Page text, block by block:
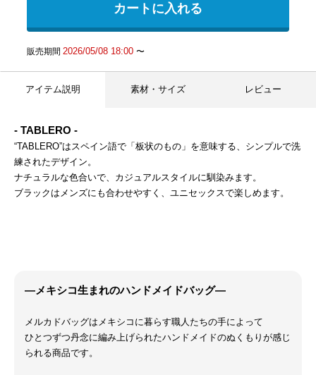
カートに入れる
販売期間 2026/05/08 18:00〜
アイテム説明 素材・サイズ レビュー
- TABLERO -
“TABLERO”はスペイン語で「板状のもの」を意味する、シンプルで洗
練されたデザイン。
ナチュラルな色合いで、カジュアルスタイルに馴染みます。
ブラックはメンズにも合わせやすく、ユニセックスで楽しめます。
―メキシコ生まれのハンドメイドバッグ―
メルカドバッグはメキシコに暮らす職人たちの手によって
ひとつずつ丹念に編み上げられたハンドメイドのぬくもりが感じ
られる商品です。